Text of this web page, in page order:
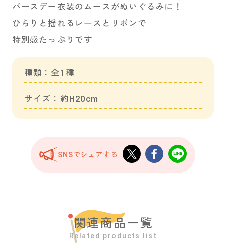
バースデー衣装のムースがぬいぐるみに！
ひらりと揺れるレースとリボンで
特別感たっぷりです
種類：全1種
サイズ：約H20cm
SNSでシェアする
関連商品一覧
Related products list